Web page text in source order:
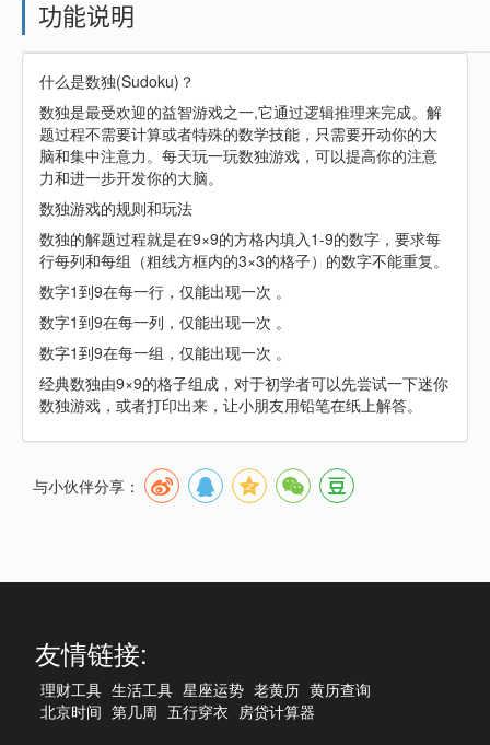
功能说明
什么是数独(Sudoku)？
数独是最受欢迎的益智游戏之一,它通过逻辑推理来完成。解
题过程不需要计算或者特殊的数学技能，只需要开动你的大
脑和集中注意力。每天玩一玩数独游戏，可以提高你的注意
力和进一步开发你的大脑。
数独游戏的规则和玩法
数独的解题过程就是在9×9的方格内填入1-9的数字，要求每
行每列和每组（粗线方框内的3×3的格子）的数字不能重复。
数字1到9在每一行，仅能出现一次 。
数字1到9在每一列，仅能出现一次 。
数字1到9在每一组，仅能出现一次 。
经典数独由9×9的格子组成，对于初学者可以先尝试一下迷你
数独游戏，或者打印出来，让小朋友用铅笔在纸上解答。
与小伙伴分享：
友情链接:
理财工具 生活工具 星座运势 老黄历 黄历查询
北京时间 第几周 五行穿衣 房贷计算器